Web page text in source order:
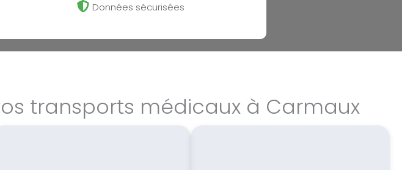
Données sécurisées
transports médicaux à Carmaux